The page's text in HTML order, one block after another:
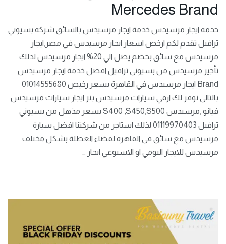
Mercedes Brand
خدمة ايجار مرسيدس خدمة ايجار مرسيدس بالسائق شركة بسيوني
ترافيل تقدم لكم ارخص اسعار ايجار مرسيدس في مصر,ايجار
مرسيدس مع سائق بخصم يصل الي 20% ايجار مرسيدس لذلك
تأجير مرسيدس من بسيوني ترافيل افضل خدمة ايجار مرسيدس
Brand ايجار مرسيدس في القاهرة بسعر رخيص 01014555680
بالتالي نوفر لك ارقي سيارات مرسيدس بنز ايجار سيارات مرسيدس
فيانو ,مرسيدس S400 ,S450,S500 بسعر مذهل من بسيوني
ترافيل 01119970403 لذلك استاجر من شركتنا افضل سيارة
مرسيدس مع سائق في القاهرة لقضاء العطلة بشكل مختلف
مرسيدس للايجار اليومي او الاسبوعي ايجار …